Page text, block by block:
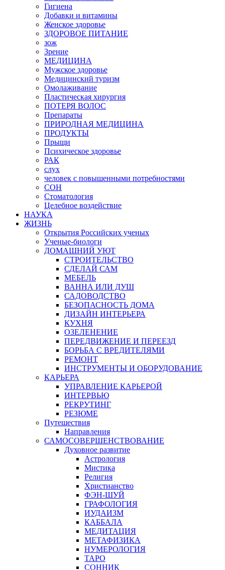
Гигиена
Добавки и витамины
Женское здоровье
ЗДОРОВОЕ ПИТАНИЕ
зож
Зрение
МЕДИЦИНА
Мужское здоровье
Медицинский туризм
Омолаживание
Пластическая хирургия
ПОТЕРЯ ВОЛОС
Препараты
ПРИРОДНАЯ МЕДИЦИНА
ПРОДУКТЫ
Прыщи
Психическое здоровье
РАК
слух
человек с повышенными потребностями
СОН
Стоматология
Целебное воздействие
НАУКА
ЖИЗНЬ
Открытия Российских ученых
Ученые-биологи
ДОМАШНИЙ УЮТ
СТРОИТЕЛЬСТВО
СДЕЛАЙ САМ
МЕБЕЛЬ
ВАННА ИЛИ ДУШ
САДОВОДСТВО
БЕЗОПАСНОСТЬ ДОМА
ДИЗАЙН ИНТЕРЬЕРА
КУХНЯ
ОЗЕЛЕНЕНИЕ
ПЕРЕДВИЖЕНИЕ И ПЕРЕЕЗД
БОРЬБА С ВРЕДИТЕЛЯМИ
РЕМОНТ
ИНСТРУМЕНТЫ И ОБОРУДОВАНИЕ
КАРЬЕРА
УПРАВЛЕНИЕ КАРЬЕРОЙ
ИНТЕРВЬЮ
РЕКРУТИНГ
РЕЗЮМЕ
Путешествия
Направления
САМОСОВЕРШЕНСТВОВАНИЕ
Духовное развитие
Астрология
Мистика
Религия
Христианство
ФЭН-ШУЙ
ГРАФОЛОГИЯ
ИУДАИЗМ
КАББАЛА
МЕДИТАЦИЯ
МЕТАФИЗИКА
НУМЕРОЛОГИЯ
ТАРО
СОННИК